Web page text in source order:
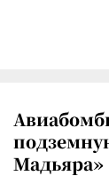
Мадьяра»